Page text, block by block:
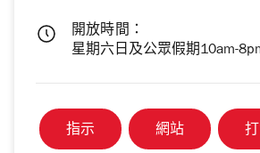
開放時間：
星期六日及公眾假期10am-
指示 網站